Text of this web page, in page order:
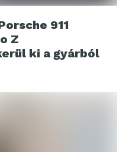
911
Z
ki a gyárból